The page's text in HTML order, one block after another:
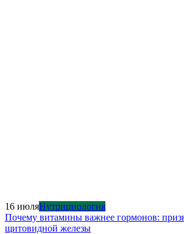
16 июляНутрициология
Почему витамины важнее гормонов:
щитовидной железы